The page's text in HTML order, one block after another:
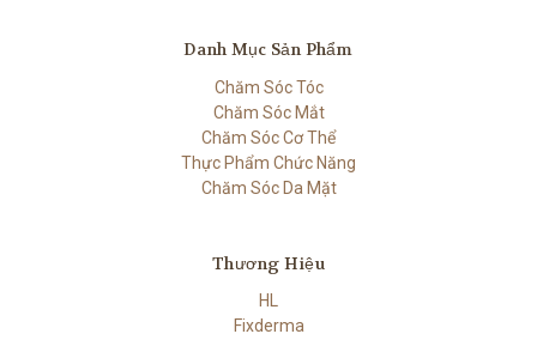
Danh Mục Sản Phẩm
Chăm Sóc Tóc
Chăm Sóc Mắt
Chăm Sóc Cơ Thể
Thực Phẩm Chức Năng
Chăm Sóc Da Mặt
Thương Hiệu
HL
Fixderma